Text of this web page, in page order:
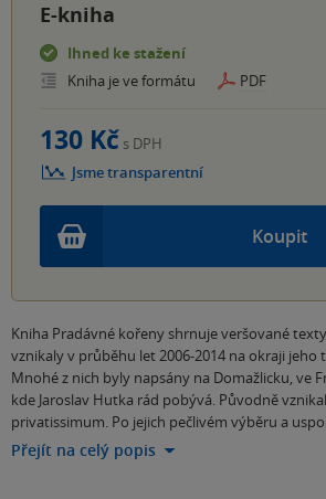
E-kniha
Ihned ke stažení
Kniha je ve formátu
PDF
Koupit
130 Kč s DPH
Jsme transparentní
Kniha Pradávné kořeny shrnuje veršované
vznikaly v průběhu let 2006-2014 na okraji jeho
Mnohé z nich byly napsány na Domažlicku, ve
kde Jaroslav Hutka rád pobývá. Původně
privatissimum. Po jejich pečlivém výběru a
Přejít na celý popis